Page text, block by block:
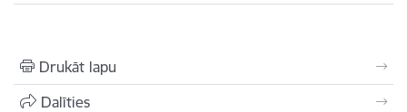
Drukāt lapu
Dalīties